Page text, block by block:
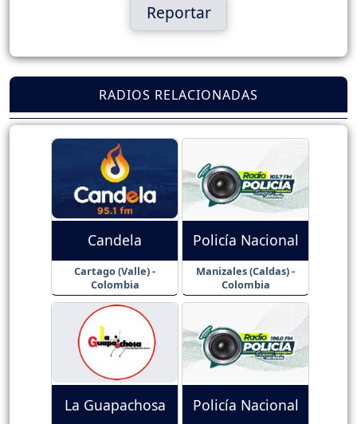
Reportar
RADIOS RELACIONADAS
Candela
Cartago (Valle) -
Colombia
Policía Nacional
Manizales (Caldas) -
Colombia
La Guapachosa Policía Nacional